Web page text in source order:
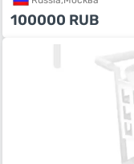
100000 RUB